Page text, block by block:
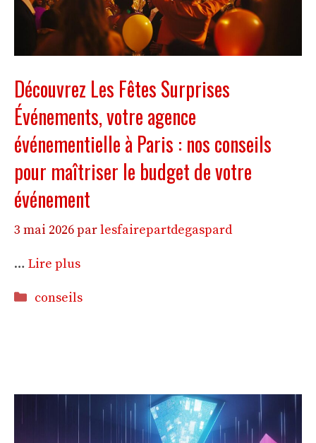
Découvrez Les Fêtes Surprises
Événements, votre agence
événementielle à Paris : nos conseils
pour maîtriser le budget de votre
événement
3 mai 2026parlesfairepartdegaspard
… Lire plus
Catégories
conseils